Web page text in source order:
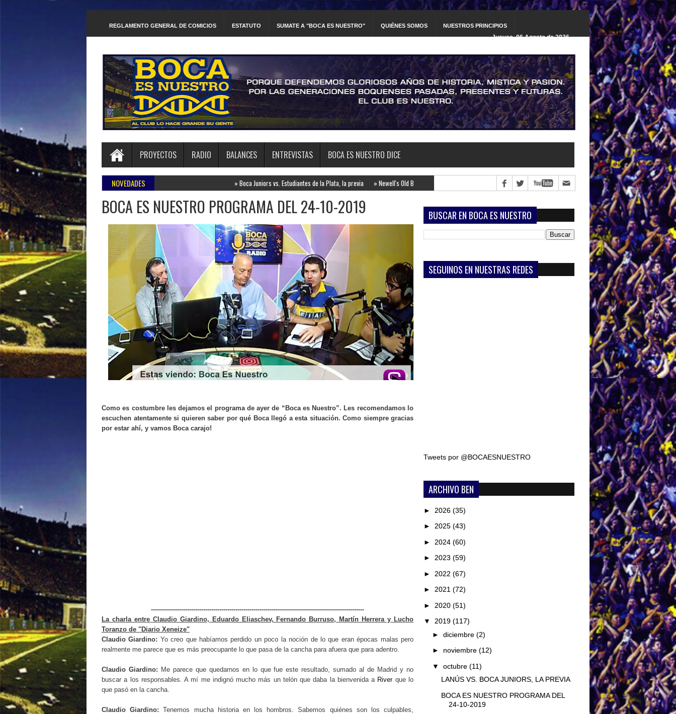
REGLAMENTO GENERAL DE COMICIOS ESTATUTO SUMATE A "BOCA ES NUESTRO" QUIÉNES SOMOS NUESTROS PRINCIPIOS
Jueves, 06 Agosto de 2026
PROYECTOS RADIO BALANCES ENTREVISTAS BOCA ES NUESTRO DICE
NOVEDADES Boca Juniors vs. Estudiantes de la Plata, la previa »Newell's Old Boys vs. Boca Juniors, la previa O'Higgins vs. Boca Juniors, la previa » Deportivo Riestra vs. Boca Juniors, la
BOCA ES NUESTRO PROGRAMA DEL 24-10-2019
Como es costumbre les dejamos el programa de ayer de “Boca es Nuestro”. Les recomendamos lo
escuchen atentamente si quieren saber por qué Boca llegó a esta situación. Como siempre gracias
por estar ahí, y vamos Boca carajo!
----------------------------------------------------------------------------------------------------------
La charla entre Claudio Giardino, Eduardo Eliaschev, Fernando Burruso, Martín Herrera y Lucho
Toranzo de "Diario Xeneize"
Claudio Giardino: Yo creo que habíamos perdido un poco la noción de lo que eran épocas malas pero
realmente me parece que es más preocupante lo que pasa de la cancha para afuera que para adentro.
Claudio Giardino: Me parece que quedarnos en lo que fue este resultado, sumado al de Madrid y no
buscar a los responsables. A mí me indignó mucho más un telón que daba la bienvenida a Riverque lo
que pasó en la cancha.
Claudio Giardino: Tenemos mucha historia en los hombros. Sabemos quiénes son los culpables,
BUSCAR EN BOCA ES NUESTRO
SEGUINOS EN NUESTRAS REDES
Tweets por @BOCAESNUESTRO
ARCHIVO BEN
► 2026 (35)
► 2025 (43)
► 2024 (60)
► 2023 (59)
► 2022 (67)
► 2021 (72)
► 2020 (51)
▼ 2019 (117)
► diciembre (2)
► noviembre (12)
▼ octubre (11)
LANÚS VS. BOCA JUNIORS, LA PREVIA
BOCA ES NUESTRO PROGRAMA DEL
24-10-2019